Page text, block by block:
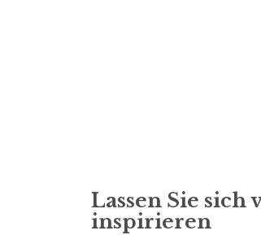
Lassen Sie sich
inspirieren